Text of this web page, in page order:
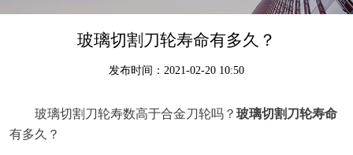
玻璃切割刀轮寿命有多久？
发布时间：2021-02-20 10:50
玻璃切割刀轮寿数高于合金刀轮吗？ 玻璃切割刀轮寿命
有多久？